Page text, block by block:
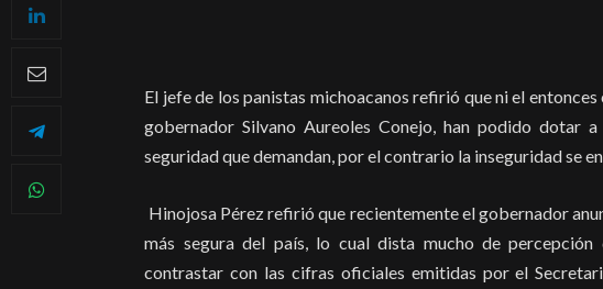
El jefe de los panistas michoacanos refirió que ni el
gobernador Silvano Aureoles Conejo, han podido dotar
seguridad que demandan, por el contrario la inseguridad se
Hinojosa Pérez refirió que recientemente el gobernador
más segura del país, lo cual dista mucho de percepción
contrastar con las cifras oficiales emitidas por el